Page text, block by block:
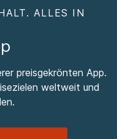
ALLES IN
preisgekrönten App.
weltweit und